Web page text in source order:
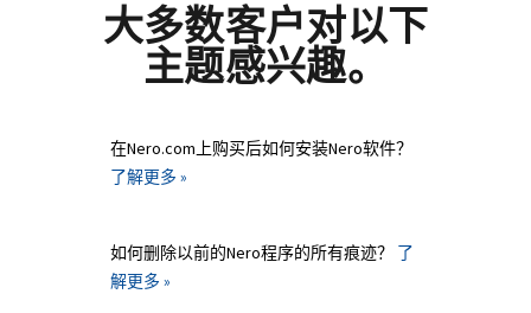
大多数客户对以下
主题感兴趣。
在Nero.com上购买后如何安装Nero软件？
了解更多 »
如何删除以前的Nero程序的所有痕迹？
了
解更多 »